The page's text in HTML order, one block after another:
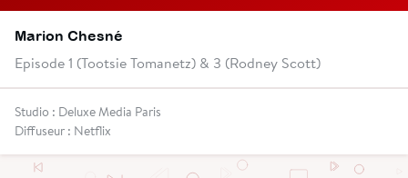
Marion Chesné
Episode 1 (Tootsie Tomanetz) & 3 (Rodney Scott)
Studio : Deluxe Media Paris
Diffuseur : Netflix